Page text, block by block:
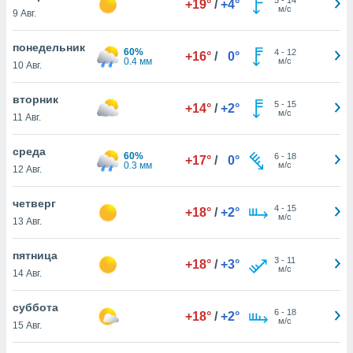
действия
рекламу
нашей
cookie
cookie
в
нашего
9 Авг.
+19° / +4°
м/с
понедельник
10 Авг.
60%
0.4 мм
+16° / 0° 4- 12
м/с
вторник
11 Авг.
+14° / +2° 5- 15
м/с
среда
12 Авг.
60%
0.3 мм
+17° / 0° 6- 18
м/с
четверг
13 Авг.
+18° / +2° 4- 15
м/с
пятница
14 Авг.
+18° / +3° 3- 11
м/с
суббота
15 Авг.
+18° / +2° 6- 18
м/с